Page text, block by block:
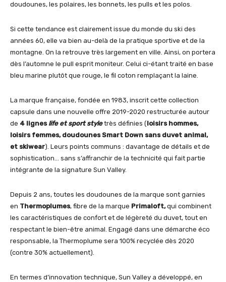
doudounes, les polaires, les bonnets, les pulls et les polos.
Si cette tendance est clairement issue du monde du ski des
années 60, elle va bien au-delà de la pratique sportive et de la
montagne. On la retrouve très largement en ville. Ainsi, on portera
dès l’automne le pull esprit moniteur. Celui ci-étant traité en base
bleu marine plutôt que rouge, le fil coton remplaçant la laine.
La marque française, fondée en 1983, inscrit cette collection
capsule dans une nouvelle offre 2019-2020 restructurée autour
de 4 lignes life et sport styletrès définies (loisirs hommes,
loisirs femmes, doudounes Smart Down sans duvet animal,
et skiwear). Leurs points communs : davantage de détails et de
sophistication… sans s’affranchir de la technicité qui fait partie
intégrante de la signature Sun Valley.
Depuis 2 ans, toutes les doudounes de la marque sont garnies
en Thermoplumes, fibre de la marque Primaloft,qui combinent
les caractéristiques de confort et de légèreté du duvet, tout en
respectant le bien-être animal. Engagé dans une démarche éco
responsable, la Thermoplume sera 100% recyclée dès 2020
(contre 30% actuellement).
En termes d’innovation technique, Sun Valley a développé, en